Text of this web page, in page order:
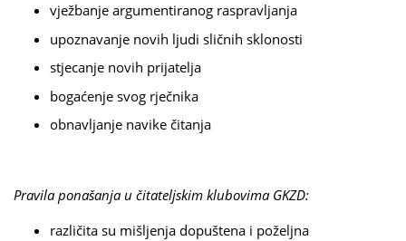
vježbanje argumentiranog raspravljanja
upoznavanje novih ljudi sličnih sklonosti
stjecanje novih prijatelja
bogaćenje svog rječnika
obnavljanje navike čitanja
Pravila ponašanja u čitateljskim klubovima GKZD:
različita su mišljenja dopuštena i poželjna